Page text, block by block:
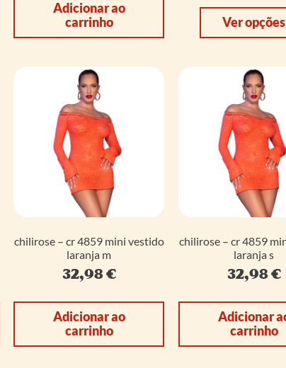
Adicionar ao
carrinho
Ver opções
chilirose – cr 4859 mini vestido
laranja m
32,98€
Adicionar ao
carrinho
chilirose – cr 4859
laranja s
32,98€
Adicionar
carrinho